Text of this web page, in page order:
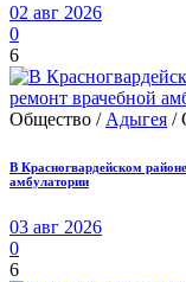
02 авг 2026
0
6
Общество / Адыгея /
В Красногвардейском
амбулатории
03 авг 2026
0
6